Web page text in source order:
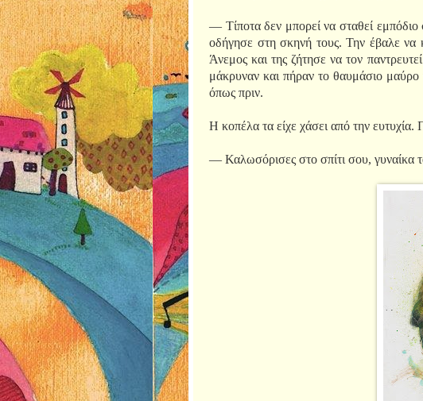
— Τίποτα δεν μπορεί να σταθεί εμπόδιο
οδήγησε στη σκηνή τους. Την έβαλε να
Άνεμος και της ζήτησε να τον
μάκρυναν και πήραν το θαυμάσιο μαύρο
όπως πριν.
Η κοπέλα τα είχε χάσει από την ευτυχία.
— Καλωσόρισες στο σπίτι σου, γυναίκα